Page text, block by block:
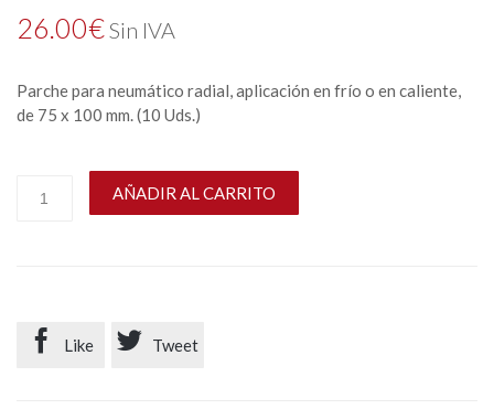
26.00€Sin IVA
Parche para neumático radial, aplicación en frío o en caliente,
de 75 x 100 mm. (10 Uds.)
AÑADIR AL CARRITO
 Like  Tweet